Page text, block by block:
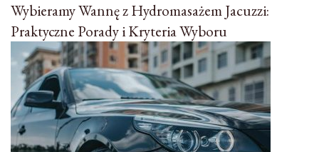
Wybieramy Wannę z Hydromasażem Jacuzzi:
Praktyczne Porady i Kryteria Wyboru